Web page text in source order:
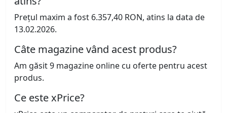
Prețul maxim a fost 6.357,40 RON, atins la data de
13.02.2026.
Câte magazine vând acest produs?
Am găsit 9 magazine online cu oferte pentru acest
produs.
Ce este xPrice?